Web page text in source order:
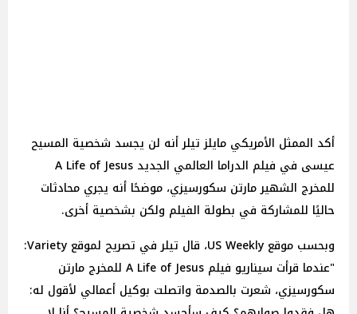
أكد الممثل الأمريكي مايلز تيلر أنه لن يجسد شخصية المسيح
عيسى في فيلم الدراما العالمي الجديد A Life of Jesus
للمخرج الشهير مارتن سكورسيزي، موضحًا أنه يجري محادثات
حاليًا للمشاركة في بطولة الفيلم ولكن بشخصية أخرى.
وبحسب موقع US Weekly، قال تيلر في تصريح لموقع Variety:
"عندما قرأت سيناريو فيلم A Life of Jesus للمخرج مارتن
سكورسيزي، شعرت بالصدمة واتصلت بوكيل أعمالي لأقول له: